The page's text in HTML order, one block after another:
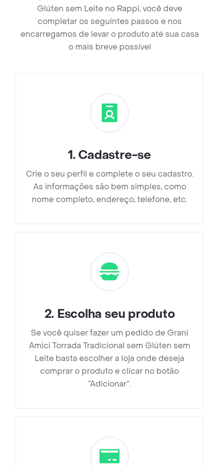
Glúten sem Leite no Rappi, você deve
completar os seguintes passos e nos
encarregamos de levar o produto até sua casa
o mais breve possível
1. Cadastre-se
Crie o seu perfil e complete o seu cadastro.
As informações são bem simples, como
nome completo, endereço, telefone, etc.
2. Escolha seu produto
Se você quiser fazer um pedido de Grani
Amici Torrada Tradicional sem Glúten sem
Leite basta escolher a loja onde deseja
comprar o produto e clicar no botão
“Adicionar”.